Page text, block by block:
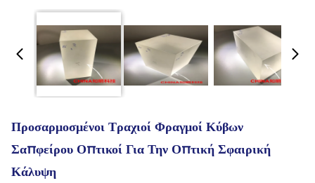
Προσαρμοσμένοι Τραχιοί Φραγμοί Κύβων
Σαπφείρου Οπτικοί Για Την Οπτική Σφαιρική
Κάλυψη